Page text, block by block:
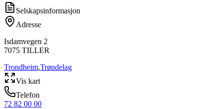
Selskapsinformasjon
Adresse
Isdamvegen 2
7075 TILLER
Trondheim,Trøndelag
Vis kart
Telefon
72 82 00 00